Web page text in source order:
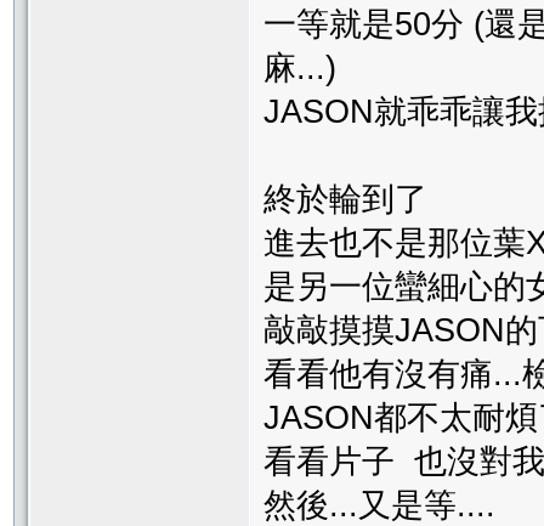
一等就是50分 (還
麻...)
JASON就乖乖讓
終於輪到了
進去也不是那位葉
是另一位蠻細心的
敲敲摸摸JASON
看看他有沒有痛...
JASON都不太耐
看看片子 也沒對
然後...又是等....